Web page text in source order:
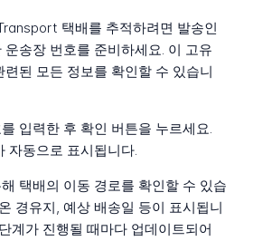
택배를 추적하려면 발송인
송장 번호를 준비하세요. 이 고유
된 모든 정보를 확인할 수 있습니
입력한 후 확인 버튼을 누르세요.
자동으로 표시됩니다.
택배의 이동 경로를 확인할 수 있습
경유지, 예상 배송일 등이 표시됩니
계가 진행될 때마다 업데이트되어